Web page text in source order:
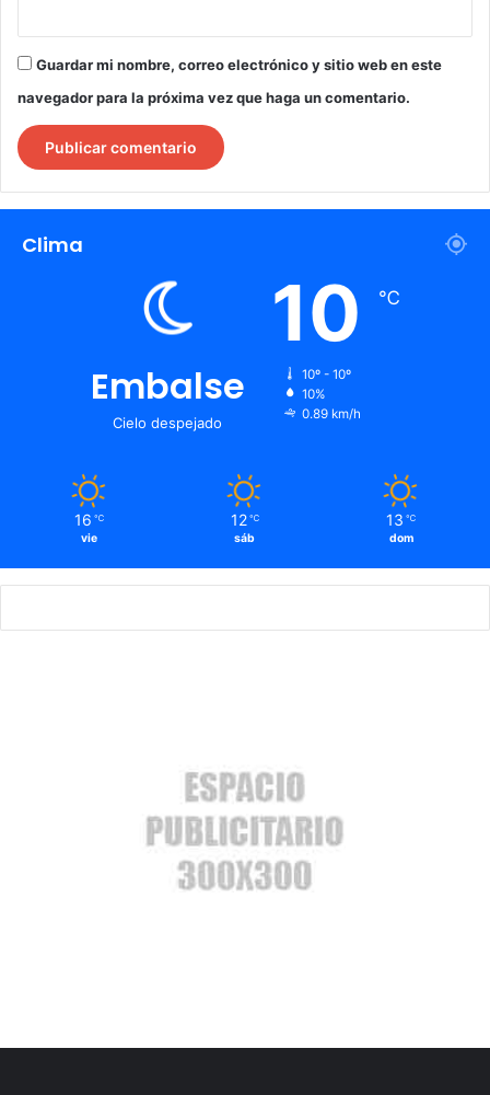
Guardar mi nombre, correo electrónico y sitio web en este
navegador para la próxima vez que haga un comentario.
Clima
Embalse
Cielo despejado
10 ℃
10º - 10º
10%
0.89 km/h
16 ℃
vie
12 ℃
sáb
13 ℃
dom